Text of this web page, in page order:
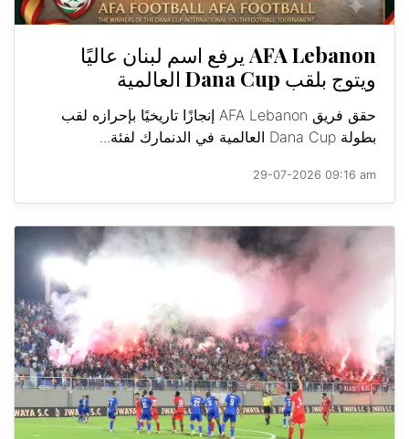
AFA Lebanon يرفع اسم لبنان عاليًا
ويتوج بلقب Dana Cup العالمية
حقق فريق AFA Lebanon إنجازًا تاريخيًا بإحرازه لقب
بطولة Dana Cup العالمية في الدنمارك لفئة...
29-07-2026 09:16 am